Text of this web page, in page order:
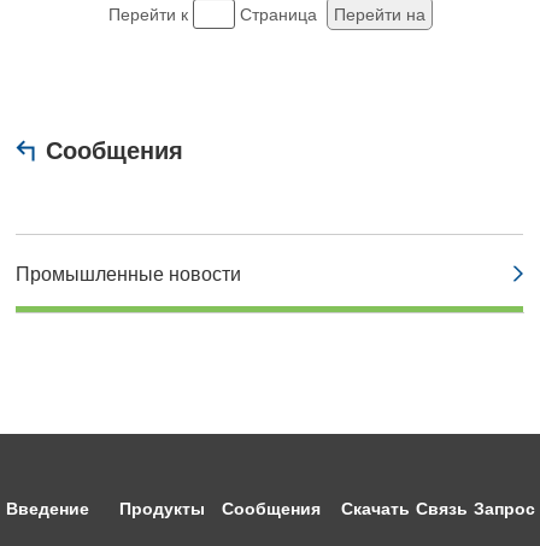
Перейти к
Страница Перейти на
Сообщения
Промышленные новости
Введение Продукты Сообщения Скачать Связь Запрос